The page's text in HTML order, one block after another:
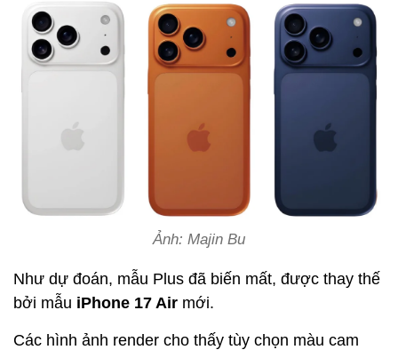
Ảnh: Majin Bu
Như dự đoán, mẫu Plus đã biến mất, được thay thế
bởi mẫu iPhone 17 Air mới.
Các hình ảnh render cho thấy tùy chọn màu cam